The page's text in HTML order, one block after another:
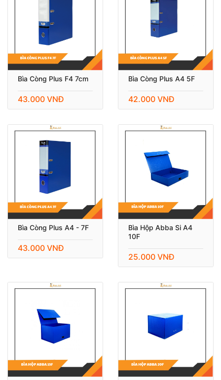
Bìa Còng Plus F4 7cm
43.000 VNĐ
Bìa Còng Plus A4 5F
42.000 VNĐ
Bìa Còng Plus A4 - 7F
43.000 VNĐ
Bìa Hộp Abba Si A4
10F
25.000 VNĐ